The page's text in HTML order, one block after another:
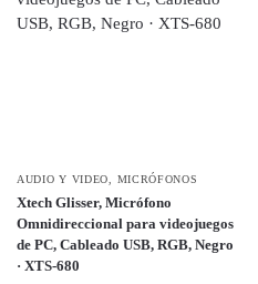
AUDIO Y VIDEO MICRÓFONOS
Xtech Glisser, Micrófono
Omnidireccional para videojuegos
de PC, Cableado USB, RGB, Negro
· XTS-680